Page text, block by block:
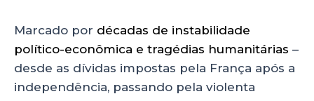
Marcado por décadas de instabilidade
político-econômica e tragédias humanitárias –
desde as dívidas impostas pela França após a
independência, passando pela violenta